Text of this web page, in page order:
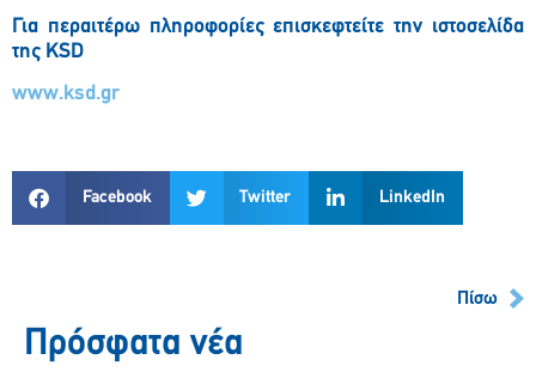
Για περαιτέρω πληροφορίες επισκεφτείτε την ιστοσελίδα
της KSD
www.ksd.gr
Facebook Twitter LinkedIn
Πίσω
Πρόσφατα νέα